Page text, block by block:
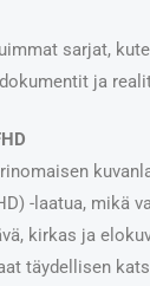
sarjat,
ja
-laatua, mikä
kirkas ja
täydellisen